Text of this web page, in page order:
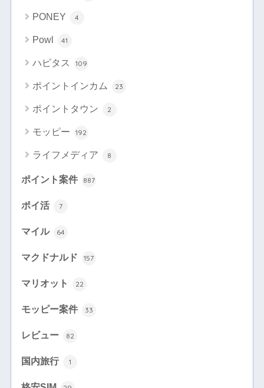
PONEY 4
Powl 41
ハピタス 109
ポイントインカム 23
ポイントタウン 2
モッピー 192
ライフメディア 8
ポイント案件 887
ポイ活 7
マイル 64
マクドナルド 157
マリオット 22
モッピー案件 33
レビュー 82
国内旅行 1